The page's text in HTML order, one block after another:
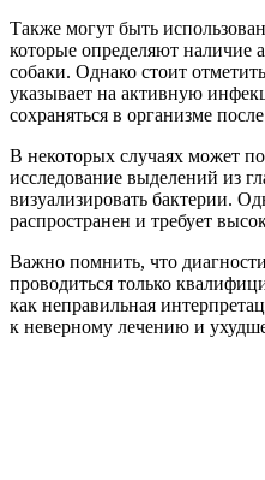
Также могут быть
которые определяют наличие
собаки. Однако стоит
указывает на активную
сохраняться в организме
В некоторых случаях может
исследование выделений из
визуализировать бактерии.
распространен и требует
Важно помнить, что
проводиться только
как неправильная
к неверному лечению и